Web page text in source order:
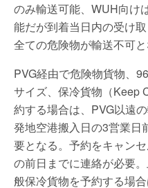
のみ輸送可能、WUH向け
能だが到着当日内の受け
全ての危険物が輸送不可と
PVG経由で危険物貨物、
サイズ、保冷貨物（Keep
約する場合は、PVG以遠
発地空港搬入日の3営業日
要となる。予約をキャン
の前日までに連絡が必要
般保冷貨物を予約する場